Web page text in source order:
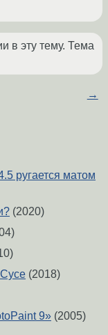
в эту тему. Тема
→
ругается матом
(2020)
(2018)
9» (2005)